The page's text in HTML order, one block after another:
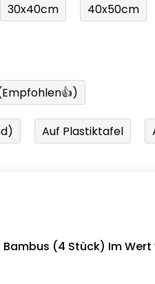
30x40cm 40x50cm
Auf Plastiktafel
(4 Stück) Im Wert